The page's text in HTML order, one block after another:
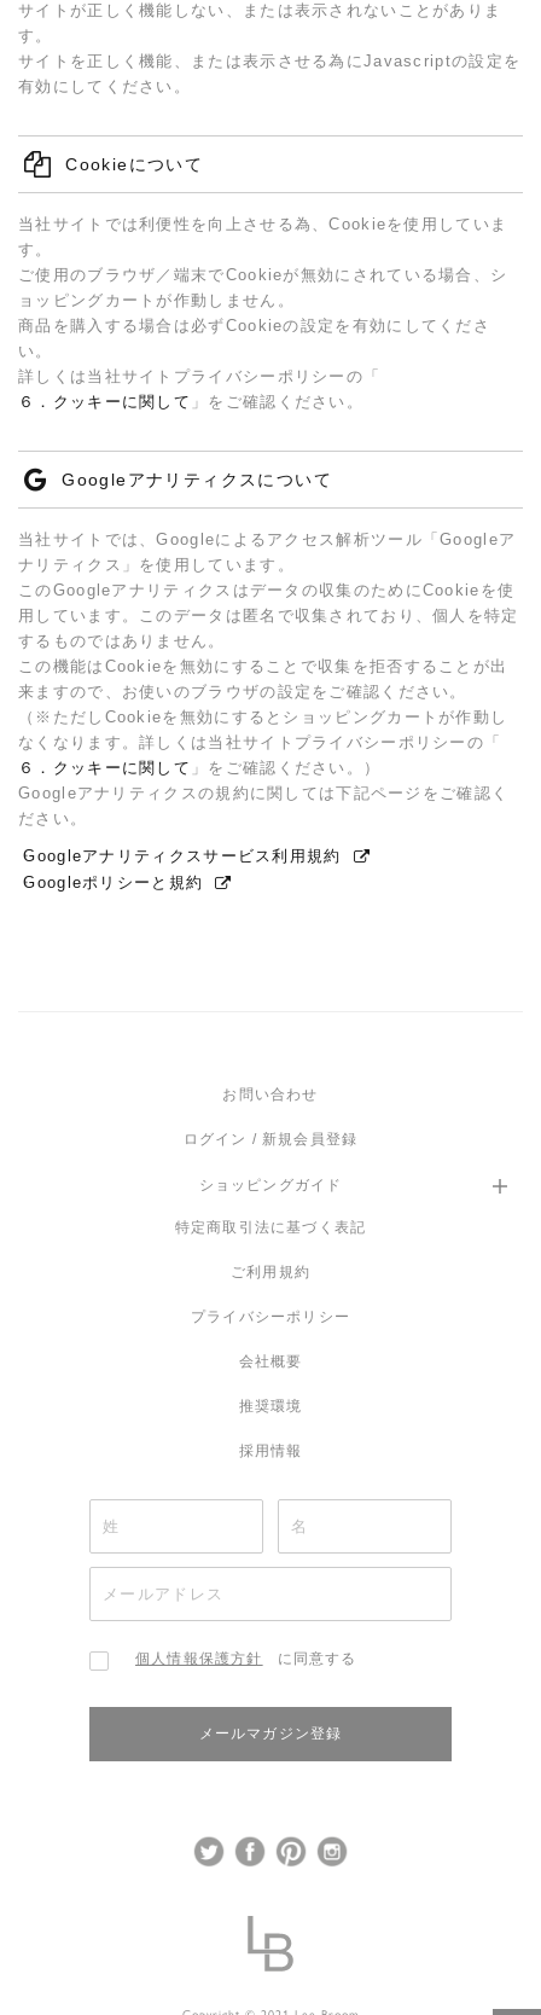
サイトが正しく機能しない、または表示されないことがありま
す。
サイトを正しく機能、または表示させる為にJavascriptの設定を
有効にしてください。
Cookieについて
当社サイトでは利便性を向上させる為、Cookieを使用していま
す。
ご使用のブラウザ／端末でCookieが無効にされている場合、シ
ョッピングカートが作動しません。
商品を購入する場合は必ずCookieの設定を有効にしてくださ
い。
詳しくは当社サイトプライバシーポリシーの「
６．クッキーに関して 」をご確認ください。
Googleアナリティクスについて
当社サイトでは、Googleによるアクセス解析ツール「Googleア
ナリティクス」を使用しています。
このGoogleアナリティクスはデータの収集のためにCookieを使
用しています。このデータは匿名で収集されており、個人を特定
するものではありません。
この機能はCookieを無効にすることで収集を拒否することが出
来ますので、お使いのブラウザの設定をご確認ください。
（※ただしCookieを無効にするとショッピングカートが作動し
なくなります。詳しくは当社サイトプライバシーポリシーの「
６．クッキーに関して 」をご確認ください。）
Googleアナリティクスの規約に関しては下記ページをご確認く
ださい。
Googleアナリティクスサービス利用規約
Googleポリシーと規約
お問い合わせ
ログイン / 新規会員登録
ショッピングガイド
特定商取引法に基づく表記
ご利用規約
プライバシーポリシー
会社概要
推奨環境
採用情報
個人情報保護方針 に同意する
メールマガジン登録